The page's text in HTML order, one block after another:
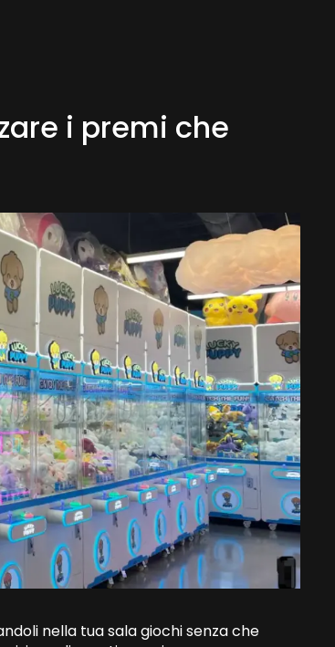
i premi che
nella tua sala giochi senza che